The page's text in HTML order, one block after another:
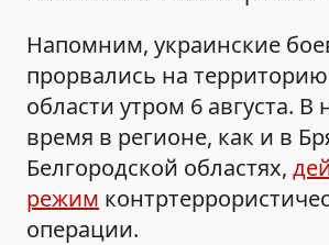
Напомним, украинские
прорвались на
области утром 6 августа. В
время в регионе, как и в
Белгородской областях,
режим
операции.